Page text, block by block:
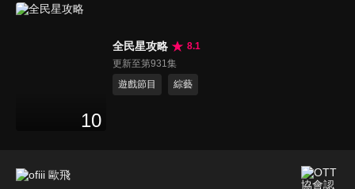
10
全民星攻略
8.1
更新至第931集
遊戲節目
綜藝